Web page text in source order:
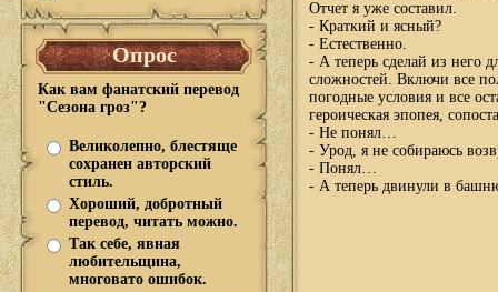
Опрос
Как вам фанатский перевод
"Сезона гроз"?
Великолепно, блестяще
сохранен авторский
стиль.
Хороший, добротный
перевод, читать можно.
Так себе, явная
любительщина,
многовато ошибок.
Отчет я уже составил.
- Краткий и ясный?
- Естественно.
- А теперь сделай из него
сложностей. Включи все
погодные условия и все
героическая эпопея,
- Не понял…
- Урод, я не собираюсь
- Понял…
- А теперь двинули в